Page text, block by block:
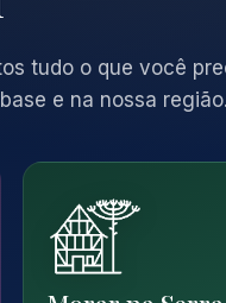
tudo o que você
e na nossa região.